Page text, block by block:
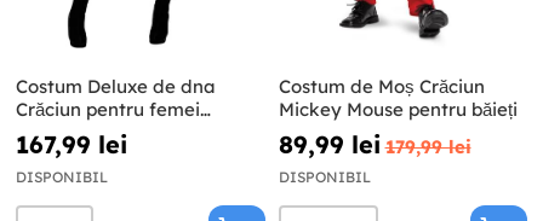
Costum Deluxe de dna
Crăciun pentru femei
mărimi mari
167,99 lei
DISPONIBIL
Costum de Moș Crăciun
Mickey Mouse pentru băieți
89,99 lei 179,99 lei
DISPONIBIL